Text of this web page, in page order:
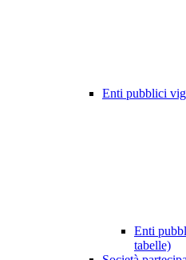
Enti pubblici
Enti
tabelle)